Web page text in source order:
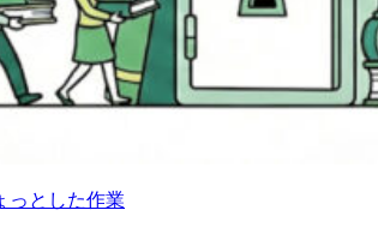
っとした作業